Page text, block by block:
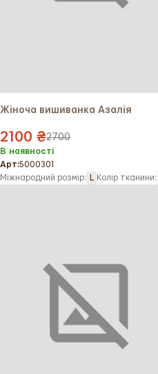
Жіноча вишиванка Азалія
2100 ₴2700
В наявності
Арт:5000301
Міжнародний розмір:
Колір тканини: